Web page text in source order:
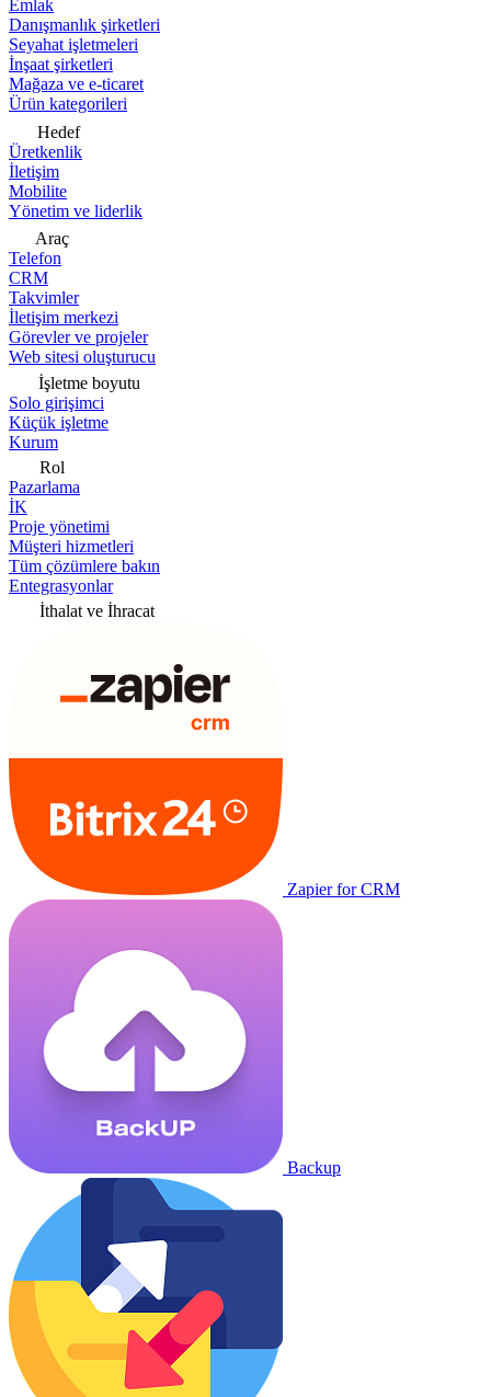
Emlak
Danışmanlık şirketleri
Seyahat işletmeleri
İnşaat şirketleri
Mağaza ve e-ticaret
Ürün kategorileri
Hedef
Üretkenlik
İletişim
Mobilite
Yönetim ve liderlik
Araç
Telefon
CRM
Takvimler
İletişim merkezi
Görevler ve projeler
Web sitesi oluşturucu
İşletme boyutu
Solo girişimci
Küçük işletme
Kurum
Rol
Pazarlama
İK
Proje yönetimi
Müşteri hizmetleri
Tüm çözümlere bakın
Entegrasyonlar
İthalat ve İhracat
Zapier for CRM
Backup